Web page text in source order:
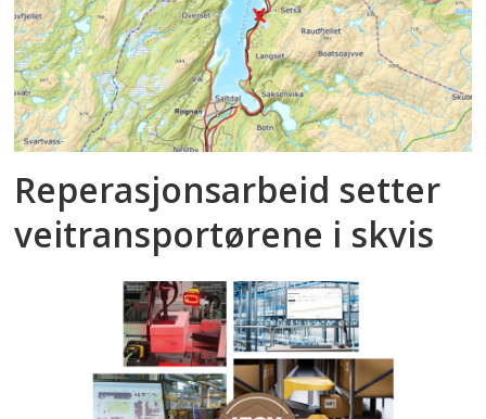
Reperasjonsarbeid setter
veitransportørene i skvis